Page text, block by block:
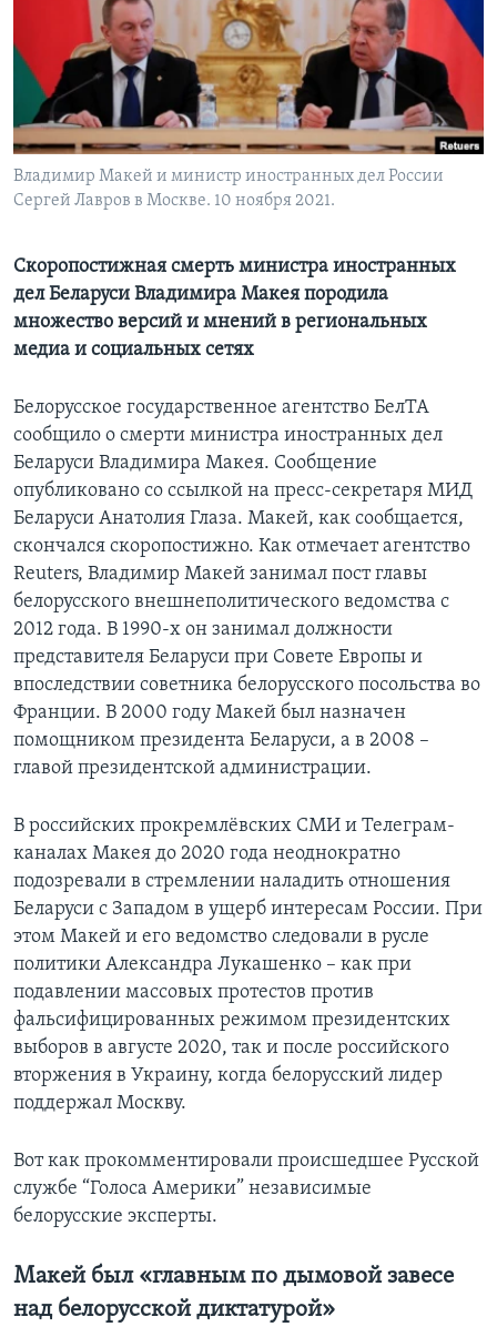
Learning English
СОЦИАЛЬНЫЕ СЕТИ
Языки
Владимир Макей и министр иностранных дел России
Сергей Лавров в Москве. 10 ноября 2021.
Скоропостижная смерть министра иностранных
дел Беларуси Владимира Макея породила
множество версий и мнений в региональных
медиа и социальных сетях
Белорусское государственное агентство БелТА
сообщило о смерти министра иностранных дел
Беларуси Владимира Макея. Сообщение
опубликовано со ссылкой на пресс-секретаря МИД
Беларуси Анатолия Глаза. Макей, как сообщается,
скончался скоропостижно. Как отмечает агентство
Reuters, Владимир Макей занимал пост главы
белорусского внешнеполитического ведомства с
2012 года. В 1990-х он занимал должности
представителя Беларуси при Совете Европы и
впоследствии советника белорусского посольства во
Франции. В 2000 году Макей был назначен
помощником президента Беларуси, а в 2008 –
главой президентской администрации.
В российских прокремлёвских СМИ и Телеграм-
каналах Макея до 2020 года неоднократно
подозревали в стремлении наладить отношения
Беларуси с Западом в ущерб интересам России. При
этом Макей и его ведомство следовали в русле
политики Александра Лукашенко – как при
подавлении массовых протестов против
фальсифицированных режимом президентских
выборов в августе 2020, так и после российского
вторжения в Украину, когда белорусский лидер
поддержал Москву.
Вот как прокомментировали происшедшее Русской
службе “Голоса Америки” независимые
белорусские эксперты.
Макей был «главным по дымовой завесе
над белорусской диктатурой»